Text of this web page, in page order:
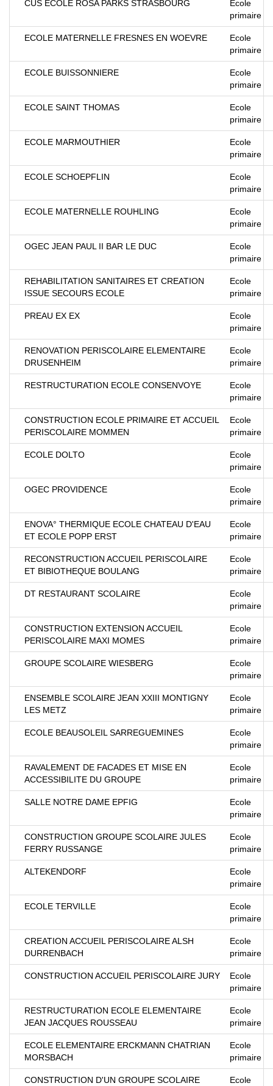
CUS ECOLE ROSA PARKS STRASBOURG
Ecole
primaire
ECOLE MATERNELLE FRESNES EN WOEVRE
Ecole
primaire
ECOLE BUISSONNIERE
Ecole
primaire
ECOLE SAINT THOMAS
Ecole
primaire
ECOLE MARMOUTHIER
Ecole
primaire
ECOLE SCHOEPFLIN
Ecole
primaire
ECOLE MATERNELLE ROUHLING
Ecole
primaire
OGEC JEAN PAUL II BAR LE DUC
Ecole
primaire
REHABILITATION SANITAIRES ET CREATION
ISSUE SECOURS ECOLE
Ecole
primaire
PREAU EX EX
Ecole
primaire
RENOVATION PERISCOLAIRE ELEMENTAIRE
DRUSENHEIM
Ecole
primaire
RESTRUCTURATION ECOLE CONSENVOYE
Ecole
primaire
CONSTRUCTION ECOLE PRIMAIRE ET ACCUEIL
PERISCOLAIRE MOMMEN
Ecole
primaire
ECOLE DOLTO
Ecole
primaire
OGEC PROVIDENCE
Ecole
primaire
ENOVA° THERMIQUE ECOLE CHATEAU D'EAU
ET ECOLE POPP ERST
Ecole
primaire
RECONSTRUCTION ACCUEIL PERISCOLAIRE
ET BIBIOTHEQUE BOULANG
Ecole
primaire
DT RESTAURANT SCOLAIRE
Ecole
primaire
CONSTRUCTION EXTENSION ACCUEIL
PERISCOLAIRE MAXI MOMES
Ecole
primaire
GROUPE SCOLAIRE WIESBERG
Ecole
primaire
ENSEMBLE SCOLAIRE JEAN XXIII MONTIGNY
LES METZ
Ecole
primaire
ECOLE BEAUSOLEIL SARREGUEMINES
Ecole
primaire
RAVALEMENT DE FACADES ET MISE EN
ACCESSIBILITE DU GROUPE
Ecole
primaire
SALLE NOTRE DAME EPFIG
Ecole
primaire
CONSTRUCTION GROUPE SCOLAIRE JULES
FERRY RUSSANGE
Ecole
primaire
ALTEKENDORF
Ecole
primaire
ECOLE TERVILLE
Ecole
primaire
CREATION ACCUEIL PERISCOLAIRE ALSH
DURRENBACH
Ecole
primaire
CONSTRUCTION ACCUEIL PERISCOLAIRE JURY
Ecole
primaire
RESTRUCTURATION ECOLE ELEMENTAIRE
JEAN JACQUES ROUSSEAU
Ecole
primaire
ECOLE ELEMENTAIRE ERCKMANN CHATRIAN
MORSBACH
Ecole
primaire
CONSTRUCTION D'UN GROUPE SCOLAIRE Ecole